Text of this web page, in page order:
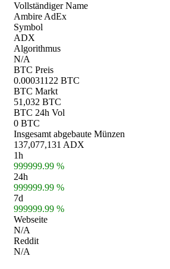
Vollständiger Name
Ambire AdEx
Symbol
ADX
Algorithmus
N/A
BTC Preis
0.00031122 BTC
BTC Markt
51,032 BTC
BTC 24h Vol
0 BTC
Insgesamt abgebaute Münzen
137,077,131 ADX
1h
999999.99 %
24h
999999.99 %
7d
999999.99 %
Webseite
N/A
Reddit
N/A